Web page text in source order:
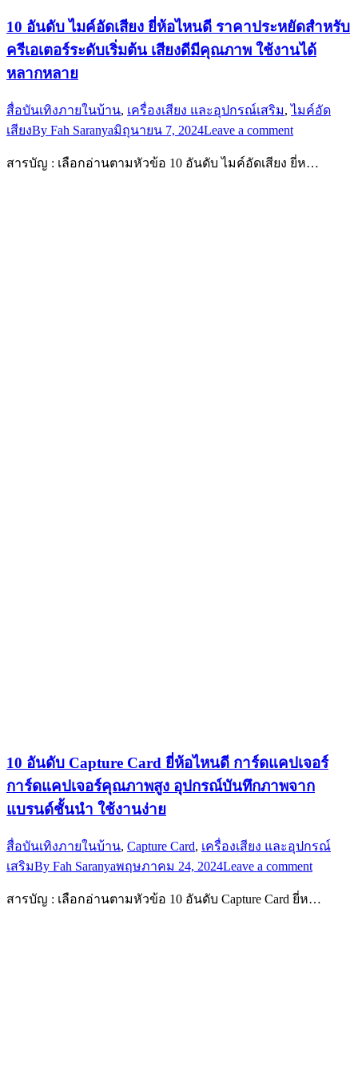
10 อันดับ ไมค์อัดเสียง ยี่ห้อไหนดี ราคาประหยัดสำหรับ
ครีเอเตอร์ระดับเริ่มต้น เสียงดีมีคุณภาพ ใช้งานได้
หลากหลาย
สื่อบันเทิงภายในบ้าน, เครื่องเสียง และอุปกรณ์เสริม,ไมค์อัด
เสียงBy Fah Saranyaมิถุนายน 7, 2024Leave a comment
สารบัญ : เลือกอ่านตามหัวข้อ 10 อันดับ ไมค์อัดเสียง ยี่ห…
10 อันดับ Capture Card ยี่ห้อไหนดี การ์ดแคปเจอร์
การ์ดแคปเจอร์คุณภาพสูง อุปกรณ์บันทึกภาพจาก
แบรนด์ชั้นนำ ใช้งานง่าย
สื่อบันเทิงภายในบ้าน, Capture Card, เครื่องเสียง และอุปกรณ์
เสริมBy Fah Saranyaพฤษภาคม 24, 2024Leave a comment
สารบัญ : เลือกอ่านตามหัวข้อ 10 อันดับ Capture Card ยี่ห…